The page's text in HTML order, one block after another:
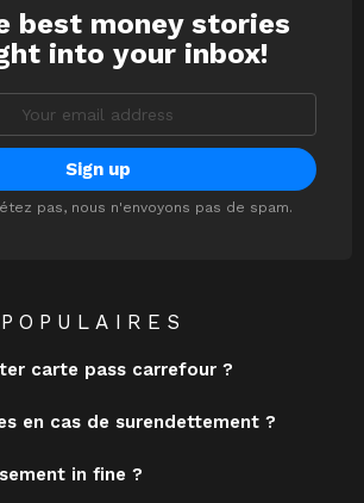
best money stories
into your inbox!
pas, nous n'envoyons pas de spam.
carte pass carrefour ?
en cas de surendettement ?
in fine ?